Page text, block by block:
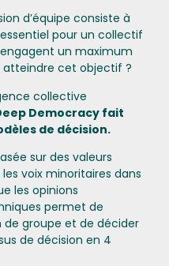
d’équipe consiste à
pour un collectif
un maximum
cet objectif ?
collective
Democracy fait
de décision.
sur des valeurs
voix minoritaires dans
les opinions
permet de
de groupe et de décider
de décision en 4